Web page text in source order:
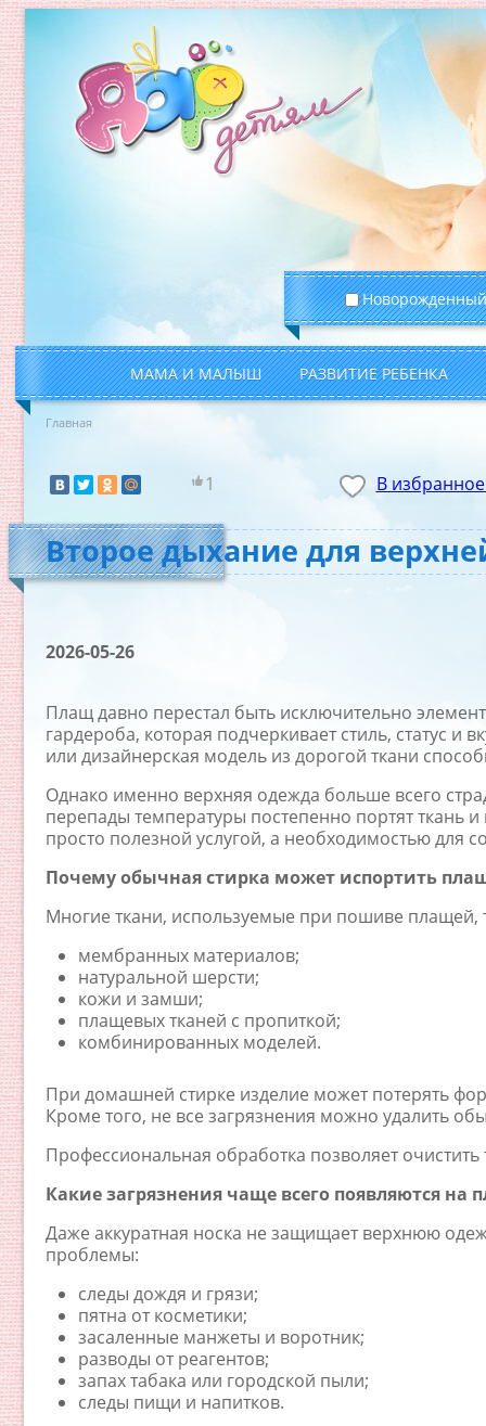
МАМА И МАЛЫШ РАЗВИТИЕ РЕБЕНКА
Главная
1 В
Второе дыхание для
2026-05-26
Плащ давно перестал быть исключительно
гардероба, которая подчеркивает стиль, статус и
или дизайнерская модель из дорогой ткани
Однако именно верхняя одежда больше всего
перепады температуры постепенно портят ткань
просто полезной услугой, а необходимостью для
Почему обычная стирка может испортить
Многие ткани, используемые при пошиве плащей,
мембранных материалов;
натуральной шерсти;
кожи и замши;
плащевых тканей с пропиткой;
комбинированных моделей.
При домашней стирке изделие может потерять
Кроме того, не все загрязнения можно удалить
Профессиональная обработка позволяет
Какие загрязнения чаще всего появляются на
Даже аккуратная носка не защищает верхнюю
проблемы:
следы дождя и грязи;
пятна от косметики;
засаленные манжеты и воротник;
разводы от реагентов;
запах табака или городской пыли;
следы пищи и напитков.